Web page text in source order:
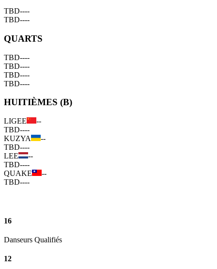
TBD----
TBD----
QUARTS
TBD----
TBD----
TBD----
TBD----
HUITIÈMES (B)
LIGEE
--
TBD----
KUZYA
--
TBD----
LEE
--
TBD----
QUAKE
--
TBD----
16
Danseurs Qualifiés
12